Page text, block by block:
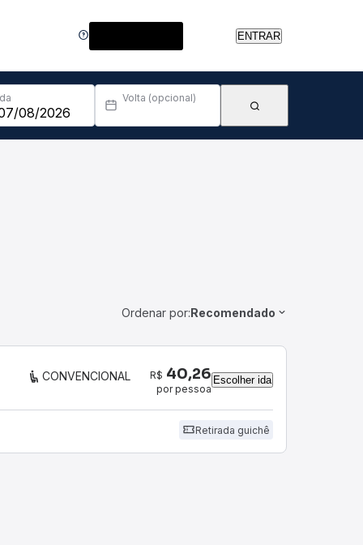
ENTRAR
Volta (opcional)
Ordenar por:Recomendado
CONVENCIONAL R$ 40,26
por pessoa
Escolher ida
Retirada guichê